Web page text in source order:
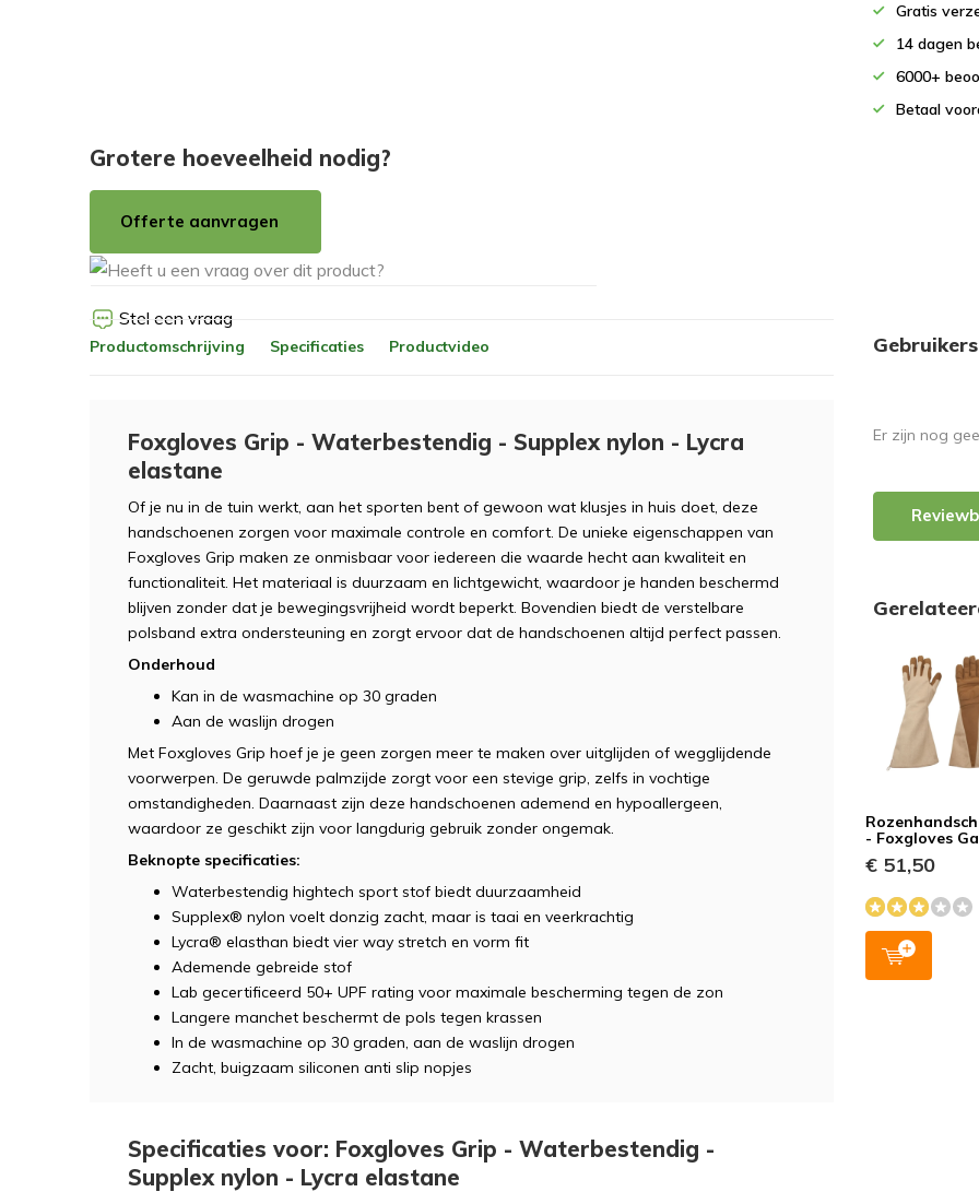
Gratis
14 dagen
6000+
Betaal
Grotere hoeveelheid nodig?
Offerte aanvragen
Stel een vraag
Productomschrijving Specificaties Productvideo
Foxgloves Grip - Waterbestendig - Supplex nylon - Lycra
elastane
Of je nu in de tuin werkt, aan het sporten bent of gewoon wat klusjes in huis doet, deze
handschoenen zorgen voor maximale controle en comfort. De unieke eigenschappen van
Foxgloves Grip maken ze onmisbaar voor iedereen die waarde hecht aan kwaliteit en
functionaliteit. Het materiaal is duurzaam en lichtgewicht, waardoor je handen beschermd
blijven zonder dat je bewegingsvrijheid wordt beperkt. Bovendien biedt de verstelbare
polsband extra ondersteuning en zorgt ervoor dat de handschoenen altijd perfect passen.
Onderhoud
Kan in de wasmachine op 30 graden
Aan de waslijn drogen
Met Foxgloves Grip hoef je je geen zorgen meer te maken over uitglijden of wegglijdende
voorwerpen. De geruwde palmzijde zorgt voor een stevige grip, zelfs in vochtige
omstandigheden. Daarnaast zijn deze handschoenen ademend en hypoallergeen,
waardoor ze geschikt zijn voor langdurig gebruik zonder ongemak.
Beknopte specificaties:
Waterbestendig hightech sport stof biedt duurzaamheid
Supplex® nylon voelt donzig zacht, maar is taai en veerkrachtig
Lycra® elasthan biedt vier way stretch en vorm fit
Ademende gebreide stof
Lab gecertificeerd 50+ UPF rating voor maximale bescherming tegen de zon
Langere manchet beschermt de pols tegen krassen
In de wasmachine op 30 graden, aan de waslijn drogen
Zacht, buigzaam siliconen anti slip nopjes
Specificaties voor: Foxgloves Grip - Waterbestendig -
Supplex nylon - Lycra elastane
Er zijn nog
- Foxgloves
€ 51,50